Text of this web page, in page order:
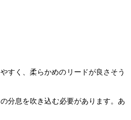
すく、柔らかめのリードが良さそう
分息を吹き込む必要があります。あ